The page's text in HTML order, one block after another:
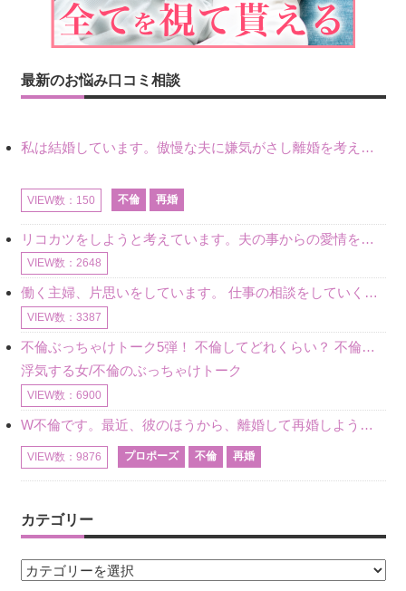
最新のお悩み口コミ相談
私は結婚しています。傲慢な夫に嫌気がさし離婚を考えていたときに、彼と出会いました。彼には恋人がいましたが、話をするうちに、夫とのことを相談するようにな
VIEW数：150 不倫 再婚
リコカツをしようと考えています。夫の事からの愛情を全く感じません。子供がいるので、子供が成長するまではと我慢しています。 まず、お金が必要だと考え、仕事の量も増やしました。ところが、夫は働かず、結局は
VIEW数：2648
働く主婦、片思いをしています。 仕事の相談をしていくうちに、彼のことを好きになりました。私には夫も子供もいます。不倫をしているわけでもなく、もちろん、この気持ちは誰にも話していません。 ラインをする関
VIEW数：3387
不倫ぶっちゃけトーク5弾！ 不倫してどれくらい？ 不倫のあれこれを、なんでもどうぞ♪♪
浮気する女/不倫のぶっちゃけトーク
VIEW数：6900
W不倫です。最近、彼のほうから、離婚して再婚しよう、と言ってきました。ハッキリいうと、そこまでは考えていませんでした。彼を好きな気持ちはあるし、彼なしの生活は考えられません。だけど、離婚して再婚すると
VIEW数：9876 プロポーズ 不倫 再婚
カテゴリー
カ